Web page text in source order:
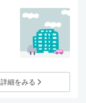
詳細をみる